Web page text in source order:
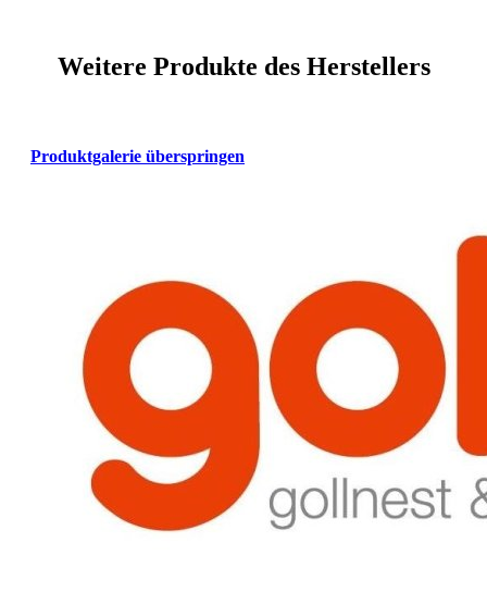
Weitere Produkte des Herstellers
Produktgalerie überspringen